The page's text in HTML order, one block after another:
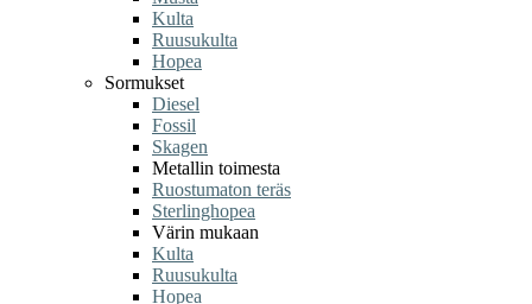
Kulta
Ruusukulta
Hopea
Sormukset
Diesel
Fossil
Skagen
Metallin toimesta
Ruostumaton teräs
Sterlinghopea
Värin mukaan
Kulta
Ruusukulta
Hopea